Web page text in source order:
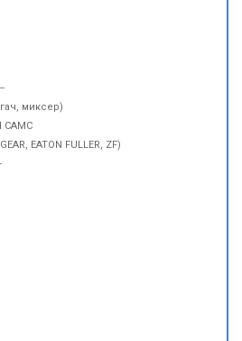
миксер)
CAMC
EATON FULLER, ZF)